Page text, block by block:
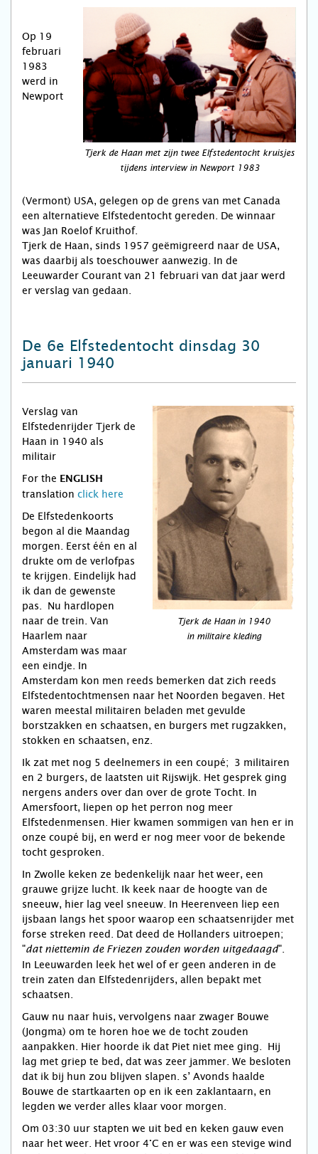
Tjerk de Haan met zijn twee Elfstedentocht kruisjes
tijdens interview in Newport 1983
Op 19
februari
1983
werd in
Newport
(Vermont) USA, gelegen op de grens van met Canada
een alternatieve Elfstedentocht gereden. De winnaar
was Jan Roelof Kruithof.
Tjerk de Haan, sinds 1957 geëmigreerd naar de USA,
was daarbij als toeschouwer aanwezig. In de
Leeuwarder Courant van 21 februari van dat jaar werd
er verslag van gedaan.
De 6e Elfstedentocht dinsdag 30
januari 1940
Tjerk de Haan in 1940
in militaire kleding
Verslag van
Elfstedenrijder Tjerk de
Haan in 1940 als
militair
For the ENGLISH
translation click here
De Elfstedenkoorts
begon al die Maandag
morgen. Eerst één en al
drukte om de verlofpas
te krijgen. Eindelijk had
ik dan de gewenste
pas. Nu hardlopen
naar de trein. Van
Haarlem naar
Amsterdam was maar
een eindje. In
Amsterdam kon men reeds bemerken dat zich reeds
Elfstedentochtmensen naar het Noorden begaven. Het
waren meestal militairen beladen met gevulde
borstzakken en schaatsen, en burgers met rugzakken,
stokken en schaatsen, enz.
Ik zat met nog 5 deelnemers in een coupé; 3 militairen
en 2 burgers, de laatsten uit Rijswijk. Het gesprek ging
nergens anders over dan over de grote Tocht. In
Amersfoort, liepen op het perron nog meer
Elfstedenmensen. Hier kwamen sommigen van hen er in
onze coupé bij, en werd er nog meer voor de bekende
tocht gesproken.
In Zwolle keken ze bedenkelijk naar het weer, een
grauwe grijze lucht. Ik keek naar de hoogte van de
sneeuw, hier lag veel sneeuw. In Heerenveen liep een
ijsbaan langs het spoor waarop een schaatsenrijder met
forse streken reed. Dat deed de Hollanders uitroepen;
"dat niettemin de Friezen zouden worden uitgedaagd".
In Leeuwarden leek het wel of er geen anderen in de
trein zaten dan Elfstedenrijders, allen bepakt met
schaatsen.
Gauw nu naar huis, vervolgens naar zwager Bouwe
(Jongma) om te horen hoe we de tocht zouden
aanpakken. Hier hoorde ik dat Piet niet mee ging. Hij
lag met griep te bed, dat was zeer jammer. We besloten
dat ik bij hun zou blijven slapen. s’ Avonds haalde
Bouwe de startkaarten op en ik een zaklantaarn, en
legden we verder alles klaar voor morgen.
Om 03:30 uur stapten we uit bed en keken gauw even
naar het weer. Het vroor 4°C en er was een stevige wind